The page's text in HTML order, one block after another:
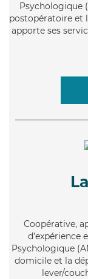
Psychologique
postopératoire et
apporte ses
Coopérative,
d'expérience
Psychologique
domicile et la
lever/